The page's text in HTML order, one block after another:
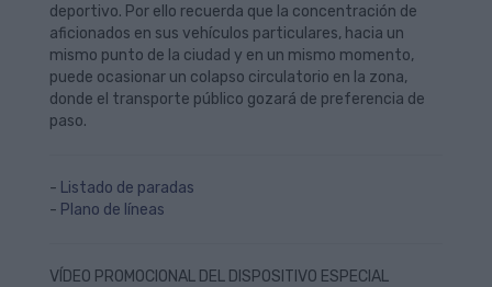
deportivo. Por ello recuerda que la concentración de
aficionados en sus vehículos particulares, hacia un
mismo punto de la ciudad y en un mismo momento,
puede ocasionar un colapso circulatorio en la zona,
donde el transporte público gozará de preferencia de
paso.
- Listado de paradas
- Plano de líneas
VÍDEO PROMOCIONAL DEL DISPOSITIVO ESPECIAL